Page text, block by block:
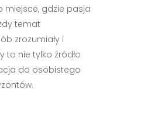
miejsce, gdzie pasja
temat
zrozumiały i
to nie tylko źródło
do osobistego